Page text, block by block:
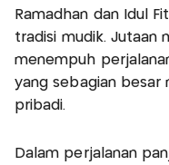
Ramadhan dan Idul
tradisi mudik. Jutaan
menempuh
yang sebagian besar
pribadi.
Dalam perjalanan